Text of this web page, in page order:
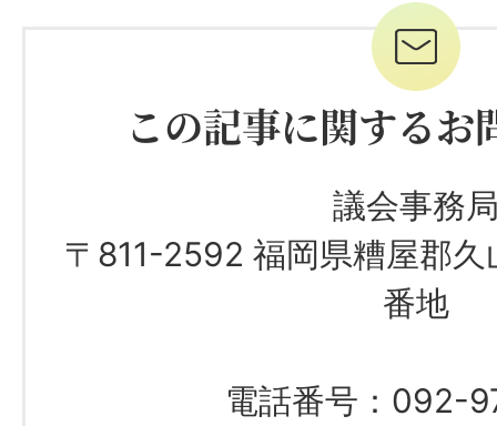
この記事に関するお
議会事務
〒811-2592 福岡県糟屋郡
番地
電話番号：092-